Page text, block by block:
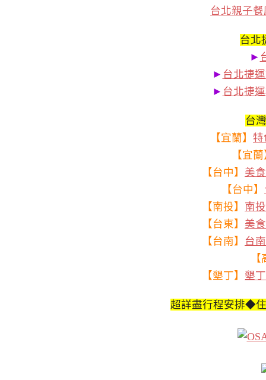
台北親子
台北
►
► 台北捷
► 台北捷
台
【宜蘭】 特
【宜
【台中】 美
【台中】
【南投】 南
【台東】 美
【台南】 台
【墾丁】 墾
超詳盡行程安排◆